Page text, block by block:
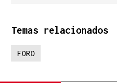
Temas relacionados
FORO